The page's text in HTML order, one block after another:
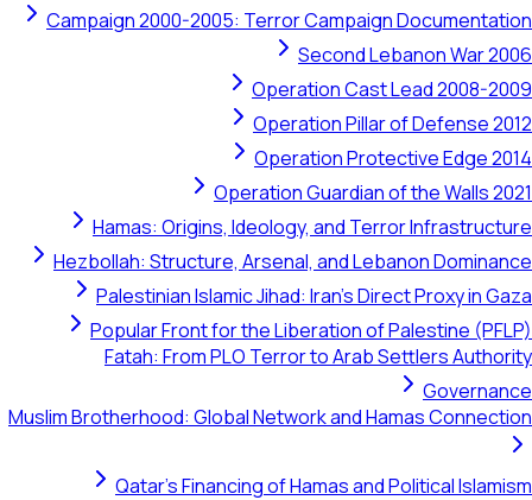
Campaign 2000-2005: Terror Campaign Documentation
Second Lebanon War 2006
Operation Cast Lead 2008-2009
Operation Pillar of Defense 2012
Operation Protective Edge 2014
Operation Guardian of the Walls 2021
Hamas: Origins, Ideology, and Terror Infrastructure
Hezbollah: Structure, Arsenal, and Lebanon Dominance
Palestinian Islamic Jihad: Iran's Direct Proxy in Gaza
Popular Front for the Liberation of Palestine (PFLP)
Fatah: From PLO Terror to Arab Settlers Authority
Governance
Muslim Brotherhood: Global Network and Hamas Connection
Qatar's Financing of Hamas and Political Islamism